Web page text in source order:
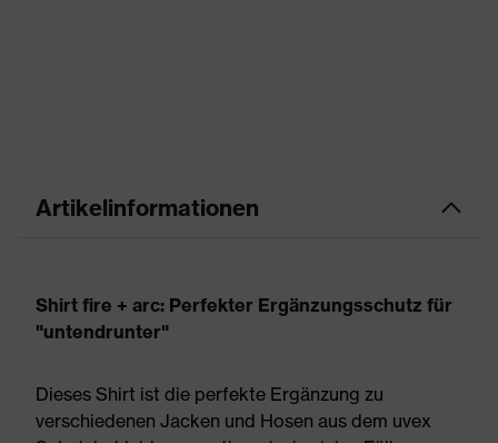
Artikelinformationen
Shirt fire + arc: Perfekter Ergänzungsschutz für
"untendrunter"
Dieses Shirt ist die perfekte Ergänzung zu
verschiedenen Jacken und Hosen aus dem uvex